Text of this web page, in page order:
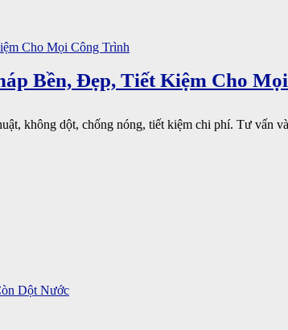
Bền, Đẹp, Tiết Kiệm Cho
không dột, chống nóng, tiết kiệm chi phí. Tư vấn
Dột Nước